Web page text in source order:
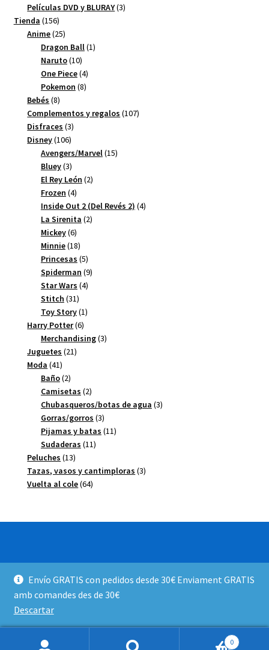
Películas DVD y BLURAY 33
Tienda 156156
productos
Anime 2525
productos
Dragon Ball 11
Naruto 1010
productos
One Piece 44
productos
Pokemon 88
Bebés 88
productos
Complementos y regalos 107107
Disfraces 33
Disney 106106
productos
Avengers/Marvel 1515
Bluey 33
productos
El Rey León 22
Frozen 44
productos
Inside Out 2 (Del Revés 2) 44
La Sirenita 22
Mickey 66
productos
Minnie 1818
productos
Princesas 55
productos
Spiderman 99
Star Wars 44
Stitch 3131
productos
Toy Story 11
Harry Potter 66
productos
Merchandising 33
Juguetes 2121
Moda 4141
productos
Baño 22
productos
Camisetas 22
productos
Chubasqueros/botas de agua 33
Gorras/gorros 33
productos
Pijamas y batas 1111
Sudaderas 1111
Peluches 1313
productos
Tazas, vasos y cantimploras 33
Vuelta al cole 6464
Política de privacidad y devoluciones
Creado con
Storefront y WooCommerce
0
Envío GRATIS con pedidos desde 30€ Enviament GRATIS
amb comandes des de 30€
Descartar